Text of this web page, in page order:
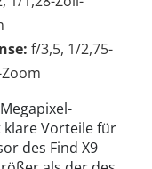
f/3,5, 1/2,75-
klare Vorteile für
des Find X9